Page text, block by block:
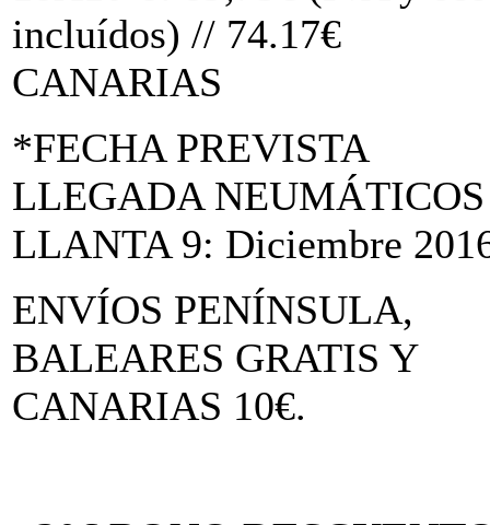
incluídos) // 74.17€
CANARIAS
*FECHA PREVISTA
LLEGADA NEUMÁTICOS
LLANTA 9: Diciembre
ENVÍOS PENÍNSULA,
BALEARES GRATIS Y
CANARIAS 10€.